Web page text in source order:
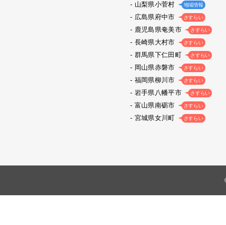
山梨県小菅村 地域情報
広島県府中市 さすらい
鹿児島県奄美市 さすらい
長崎県大村市 さすらい
群馬県下仁田町 さすらい
岡山県赤磐市 さすらい
福岡県柳川市 さすらい
岩手県八幡平市 さすらい
富山県南砺市 さすらい
宮城県女川町 さすらい